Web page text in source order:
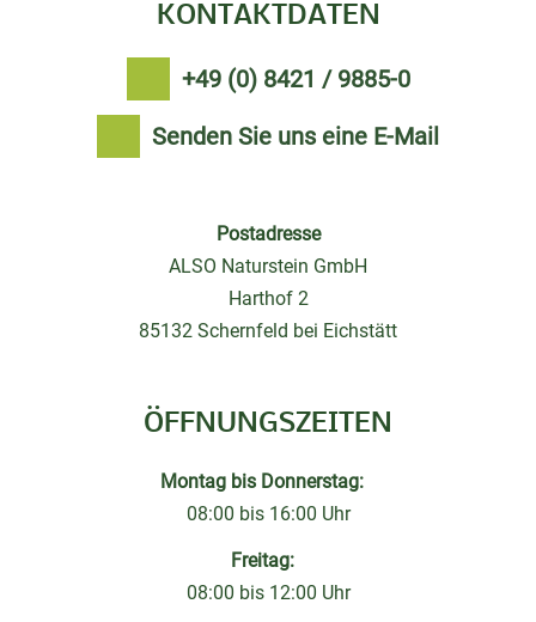
KONTAKTDATEN
+49 (0) 8421 / 9885-0
Senden Sie uns eine E-Mail
Postadresse
ALSO Naturstein GmbH
Harthof 2
85132 Schernfeld bei Eichstätt
ÖFFNUNGSZEITEN
Montag bis Donnerstag:
08:00 bis 16:00 Uhr
Freitag:
08:00 bis 12:00 Uhr